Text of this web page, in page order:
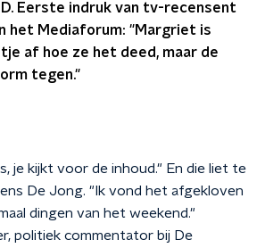
Eerste indruk van tv-recensent
het Mediaforum: "Margriet is
af hoe ze het deed, maar de
tegen."
je kijkt voor de inhoud." En die liet te
De Jong. "Ik vond het afgekloven
dingen van het weekend."
politiek commentator bij De